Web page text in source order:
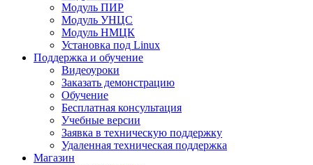
Модуль ПИР
Модуль УНЦС
Модуль НМЦК
Установка под Linux
Поддержка и обучение
Видеоуроки
Заказать демонстрацию
Обучение
Бесплатная консультация
Учебные версии
Заявка в техническую поддержку
Удаленная техническая поддержка
Магазин